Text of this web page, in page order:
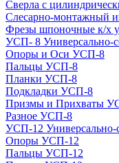
Сверла с
Слесарно-монтажный
Фрезы шпоночные к/х
УСП- 8 Универсально-
Опоры и Оси УСП-8
Пальцы УСП-8
Планки УСП-8
Подкладки УСП-8
Призмы и Прихваты
Разное УСП-8
УСП-12 Универсально-
Опоры УСП-12
Пальцы УСП-12